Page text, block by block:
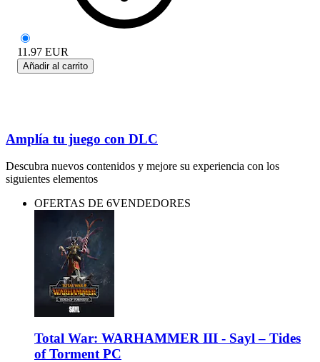
11.97 EUR
Añadir al carrito
Amplía tu juego con DLC
Descubra nuevos contenidos y mejore su experiencia con los
siguientes elementos
OFERTAS DE 6VENDEDORES
Total War: WARHAMMER III - Sayl – Tides
of Torment PC